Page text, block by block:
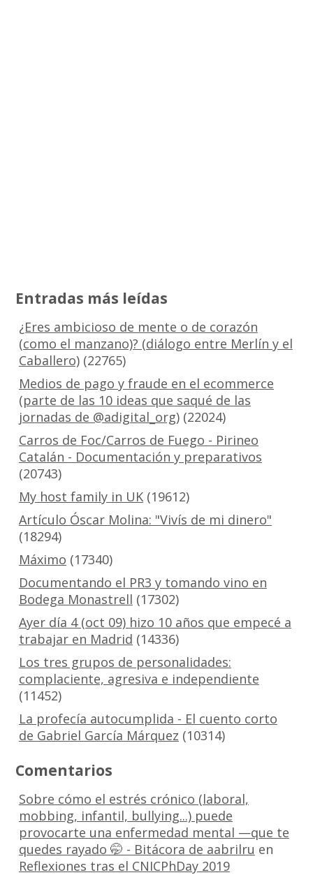
Entradas más leídas
¿Eres ambicioso de mente o de corazón
(como el manzano)? (diálogo entre Merlín y el
Caballero)(22765)
Medios de pago y fraude en el ecommerce
(parte de las 10 ideas que saqué de las
jornadas de @adigital_org)(22024)
Carros de Foc/Carros de Fuego - Pirineo
Catalán - Documentación y preparativos
(20743)
My host family in UK(19612)
Artículo Óscar Molina: "Vivís de mi dinero"
(18294)
Máximo (17340)
Documentando el PR3 y tomando vino en
Bodega Monastrell (17302)
Ayer día 4 (oct 09) hizo 10 años que empecé a
trabajar en Madrid (14336)
Los tres grupos de personalidades:
complaciente, agresiva e independiente
(11452)
La profecía autocumplida - El cuento corto
de Gabriel García Márquez (10314)
Comentarios
Sobre cómo el estrés crónico (laboral,
mobbing, infantil, bullying...) puede
provocarte una enfermedad mental —que te
quedes rayado 🤭 - Bitácora de aabrilru en
Reflexiones tras el CNICPhDay 2019